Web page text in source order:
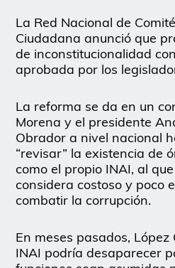
La Red Nacional de
Ciudadana anunció que
de inconstitucionalidad
aprobada por los
La reforma se da en un
Morena y el presidente
Obrador a nivel nacional
“revisar” la existencia de
como el propio INAI, al
considera costoso y poco
combatir la corrupción.
En meses pasados,
INAI podría desaparecer